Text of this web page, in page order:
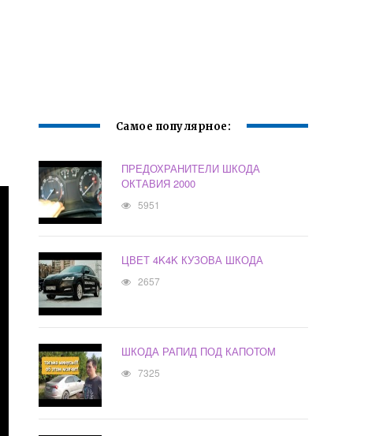
Самое популярное:
ПРЕДОХРАНИТЕЛИ ШКОДА
ОКТАВИЯ 2000
5951
ЦВЕТ 4K4K КУЗОВА ШКОДА
2657
ШКОДА РАПИД ПОД КАПОТОМ
7325